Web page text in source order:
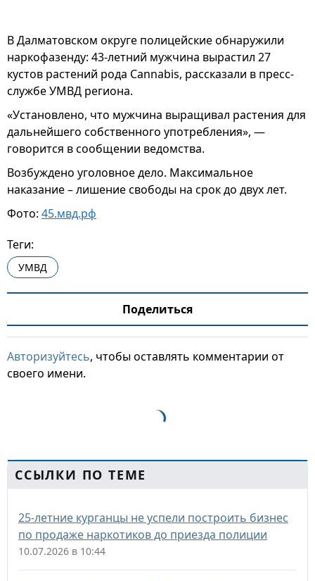
В Далматовском округе полицейские обнаружили
наркофазенду: 43-летний мужчина вырастил 27
кустов растений рода Cannabis, рассказали в пресс-
службе УМВД региона.
«Установлено, что мужчина выращивал растения для
дальнейшего собственного употребления», —
говорится в сообщении ведомства.
Возбуждено уголовное дело. Максимальное
наказание – лишение свободы на срок до двух лет.
Фото: 45.мвд.рф
Теги:
УМВД
Поделиться
Авторизуйтесь, чтобы оставлять комментарии от
своего имени.
ССЫЛКИ ПО ТЕМЕ
25-летние курганцы не успели построить бизнес
по продаже наркотиков до приезда полиции
10.07.2026 в 10:44